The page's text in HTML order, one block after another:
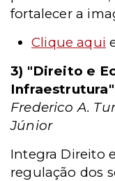
fortalecer a
Clique aqui
3) "Direito e
Infraestrutura"
Frederico A.
Júnior
Integra Direito
regulação dos